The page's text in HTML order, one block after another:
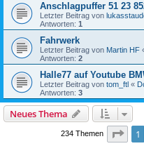
Anschlagpuffer 51 23
Letzter Beitrag von
Antworten: 1
Fahrwerk
Letzter Beitrag von Martin HF
Antworten: 2
Halle77 auf Youtube
Letzter Beitrag von tom_ftl «
Antworten: 3
Neues Thema
234 Themen Seite
1